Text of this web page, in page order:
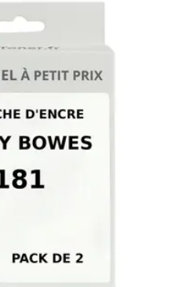
Photographie mobile